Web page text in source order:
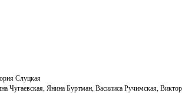
Слуцкая
Янина Буртман, Василиса Ручимская,